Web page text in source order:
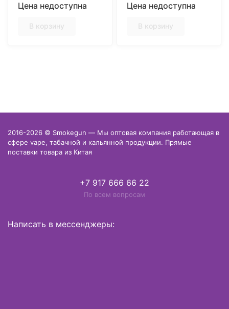
Цена недоступна
В корзину
Цена недоступна
В корзину
2016-2026 © Smokegun — Мы оптовая компания работающая в
сфере vape, табачной и кальянной продукции. Прямые
поставки товара из Китая
+7 917 666 66 22
По всем вопросам
Написать в мессенджеры: